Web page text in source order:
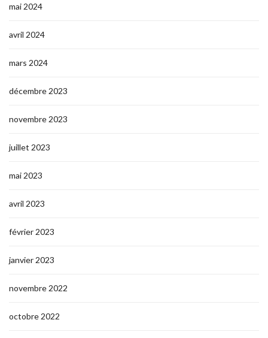
mai 2024
avril 2024
mars 2024
décembre 2023
novembre 2023
juillet 2023
mai 2023
avril 2023
février 2023
janvier 2023
novembre 2022
octobre 2022